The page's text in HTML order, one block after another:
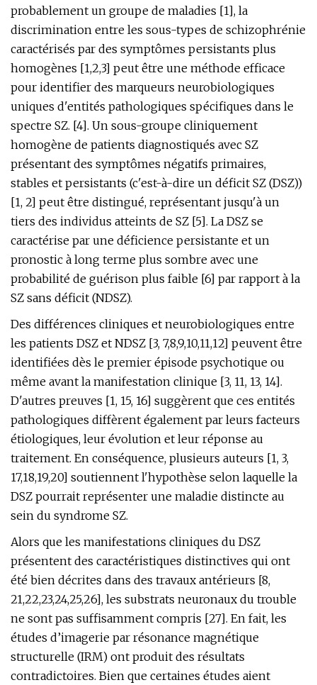
probablement un groupe de maladies [1], la
discrimination entre les sous-types de schizophrénie
caractérisés par des symptômes persistants plus
homogènes [1,2,3] peut être une méthode efficace
pour identifier des marqueurs neurobiologiques
uniques d'entités pathologiques spécifiques dans le
spectre SZ. [4]. Un sous-groupe cliniquement
homogène de patients diagnostiqués avec SZ
présentant des symptômes négatifs primaires,
stables et persistants (c'est-à-dire un déficit SZ (DSZ))
[1, 2] peut être distingué, représentant jusqu'à un
tiers des individus atteints de SZ [5]. La DSZ se
caractérise par une déficience persistante et un
pronostic à long terme plus sombre avec une
probabilité de guérison plus faible [6] par rapport à la
SZ sans déficit (NDSZ).
Des différences cliniques et neurobiologiques entre
les patients DSZ et NDSZ [3, 7,8,9,10,11,12] peuvent être
identifiées dès le premier épisode psychotique ou
même avant la manifestation clinique [3, 11, 13, 14].
D'autres preuves [1, 15, 16] suggèrent que ces entités
pathologiques diffèrent également par leurs facteurs
étiologiques, leur évolution et leur réponse au
traitement. En conséquence, plusieurs auteurs [1, 3,
17,18,19,20] soutiennent l'hypothèse selon laquelle la
DSZ pourrait représenter une maladie distincte au
sein du syndrome SZ.
Alors que les manifestations cliniques du DSZ
présentent des caractéristiques distinctives qui ont
été bien décrites dans des travaux antérieurs [8,
21,22,23,24,25,26], les substrats neuronaux du trouble
ne sont pas suffisamment compris [27]. En fait, les
études d’imagerie par résonance magnétique
structurelle (IRM) ont produit des résultats
contradictoires. Bien que certaines études aient